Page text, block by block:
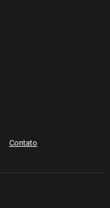
Contato